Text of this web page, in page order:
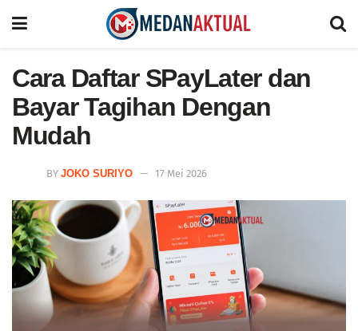
Cara Daftar SPayLater dan
Bayar Tagihan Dengan
Mudah
BY JOKO SURIYO 17 Mei 2026